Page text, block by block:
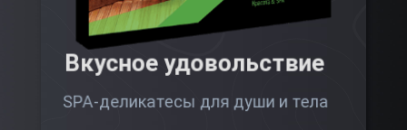
Вкусное удовольствие
SPA-деликатесы для души и тела